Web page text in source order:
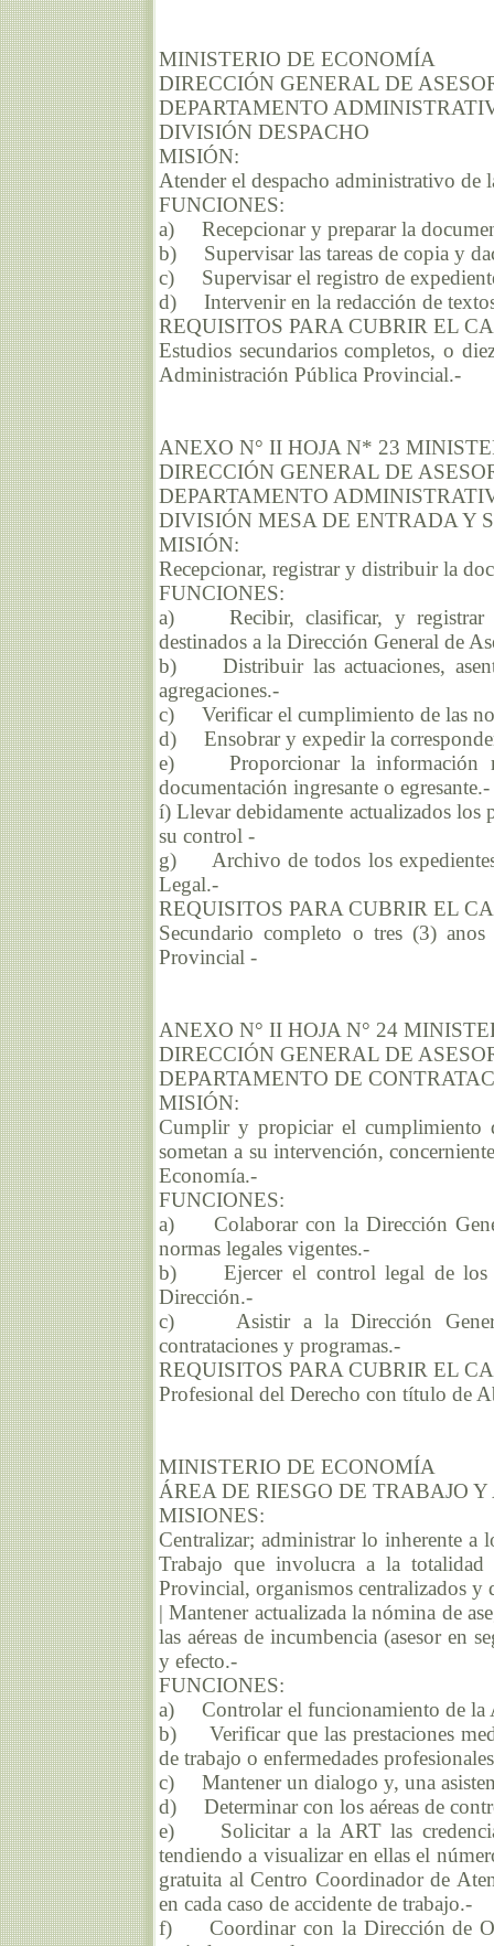
MINISTERIO DE ECONOMÍA
DIRECCIÓN GENERAL DE
DEPARTAMENTO
DIVISIÓN DESPACHO
MISIÓN:
Atender el despacho administrativo de
FUNCIONES:
a) Recepcionar y preparar la
b) Supervisar las tareas de copia y
c) Supervisar el registro de
d) Intervenir en la redacción de
REQUISITOS PARA CUBRIR EL
Estudios secundarios completos, o
Administración Pública Provincial.-
ANEXO N° II HOJA N* 23
DIRECCIÓN GENERAL DE
DEPARTAMENTO
DIVISIÓN MESA DE ENTRADA Y
MISIÓN:
Recepcionar, registrar y distribuir la
FUNCIONES:
a) Recibir, clasificar, y registrar
destinados a la Dirección General de
b) Distribuir las actuaciones,
agregaciones.-
c) Verificar el cumplimiento de las
d) Ensobrar y expedir la
e) Proporcionar la información
documentación ingresante o egresante.-
í) Llevar debidamente actualizados
su control -
g) Archivo de todos los expedientes
Legal.-
REQUISITOS PARA CUBRIR EL
Secundario completo o tres (3)
Provincial -
ANEXO N° II HOJA N° 24
DIRECCIÓN GENERAL DE
DEPARTAMENTO DE
MISIÓN:
Cumplir y propiciar el cumplimiento
sometan a su intervención,
Economía.-
FUNCIONES:
a) Colaborar con la Dirección
normas legales vigentes.-
b) Ejercer el control legal de los
Dirección.-
c) Asistir a la Dirección General
contrataciones y programas.-
REQUISITOS PARA CUBRIR EL
Profesional del Derecho con título de
MINISTERIO DE ECONOMÍA
ÁREA DE RIESGO DE TRABAJO
MISIONES:
Centralizar; administrar lo inherente a
Trabajo que involucra a la
Provincial, organismos centralizados y
| Mantener actualizada la nómina de
las aéreas de incumbencia (asesor en
y efecto.-
FUNCIONES:
a) Controlar el funcionamiento de la
b) Verificar que las prestaciones
de trabajo o enfermedades
c) Mantener un dialogo y, una
d) Determinar con los aéreas de
e) Solicitar a la ART las
tendiendo a visualizar en ellas el
gratuita al Centro Coordinador de
en cada caso de accidente de trabajo.-
f) Coordinar con la Dirección de